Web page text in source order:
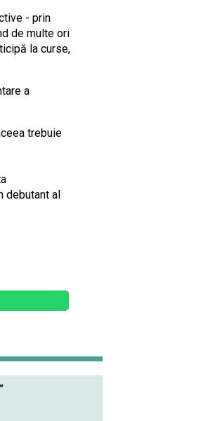
- prin
de multe ori
la curse,
a
trebuie
debutant al